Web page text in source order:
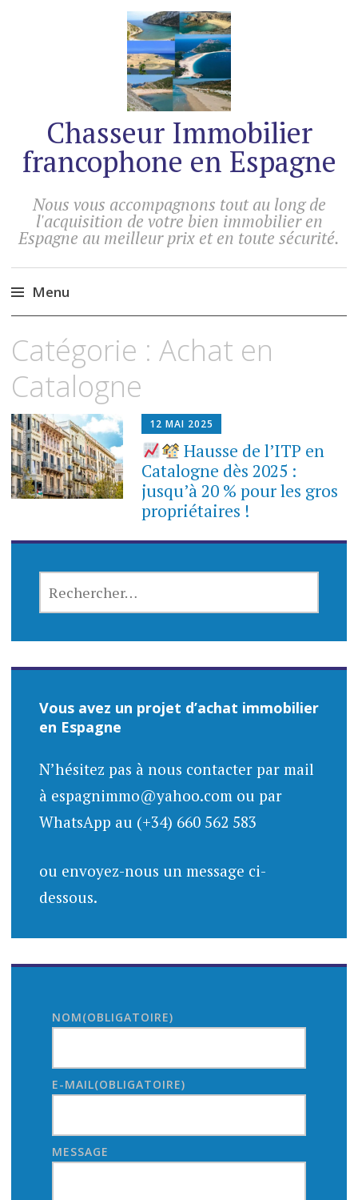
Chasseur Immobilier
francophone en Espagne
Nous vous accompagnons tout au long de
l'acquisition de votre bien immobilier en
Espagne au meilleur prix et en toute sécurité.
Menu
au
Catégorie : Achat en
Catalogne
12 MAI 2025
Hausse de l’ITP en
Catalogne dès 2025 :
jusqu’à 20 % pour les gros
propriétaires !
Vous avez un projet d’achat immobilier
en Espagne
N’hésitez pas à nous contacter par mail
à espagnimmo@yahoo.com ou par
WhatsApp au (+34) 660 562 583
ou envoyez-nous un message ci-
dessous.
NOM(OBLIGATOIRE)
E-MAIL(OBLIGATOIRE)
MESSAGE